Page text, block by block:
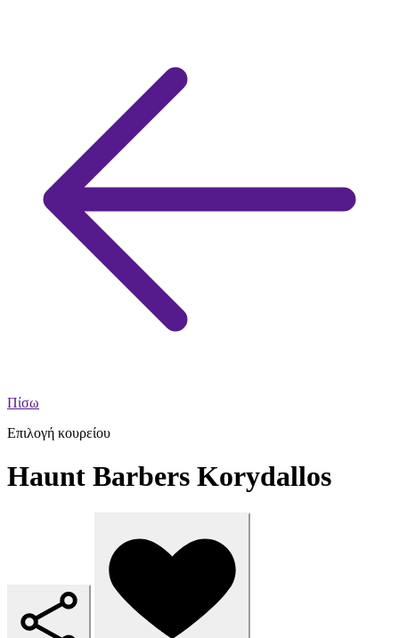
Πίσω
Επιλογή κουρείου
Haunt Barbers Korydallos